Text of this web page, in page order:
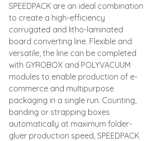
SPEEDPACK are an ideal combination
to create a high-efficiency
corrugated and litho-laminated
board converting line. Flexible and
versatile, the line can be completed
with GYROBOX and POLYVACUUM
modules to enable production of e-
commerce and multipurpose
packaging in a single run. Counting,
banding or strapping boxes
automatically at maximum folder-
gluer production speed, SPEEDPACK